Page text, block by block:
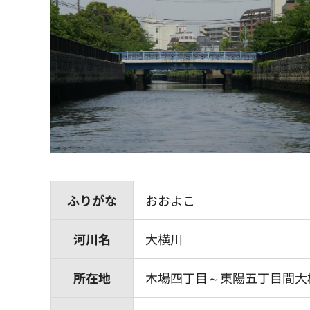
ふりがな おおよこ
河川名 大横川
所在地 木場四丁目～東陽五丁目間